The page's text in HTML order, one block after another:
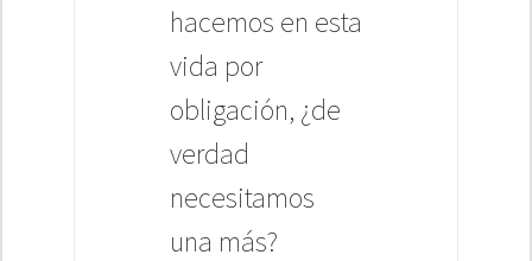
hacemos en esta
vida por
obligación, ¿de
verdad
necesitamos
una más?